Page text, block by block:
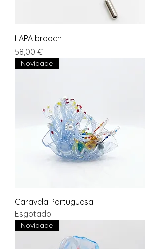
LAPA brooch
Preço
58,00 €
Novidade
Caravela Portuguesa
Esgotado
Novidade